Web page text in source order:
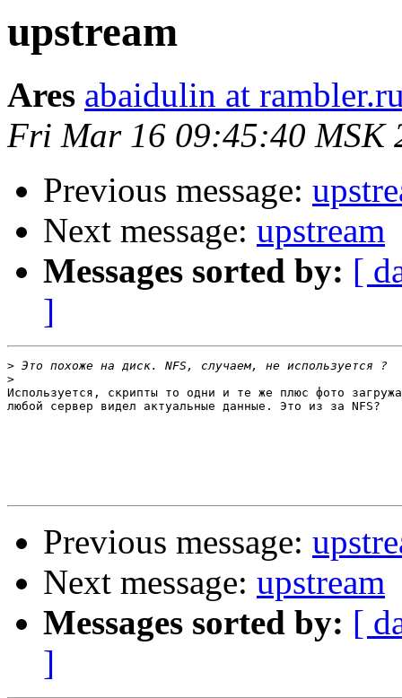
upstream
Ares abaidulin at
Fri Mar 16 09:45:40 MSK
Previous message:
Next message: upstream
Messages sorted by: [
]
>
>
Используется, скрипты то одни и те же плюс фото
любой сервер видел актуальные данные. Это из за NFS?
Previous message:
Next message: upstream
Messages sorted by: [
]